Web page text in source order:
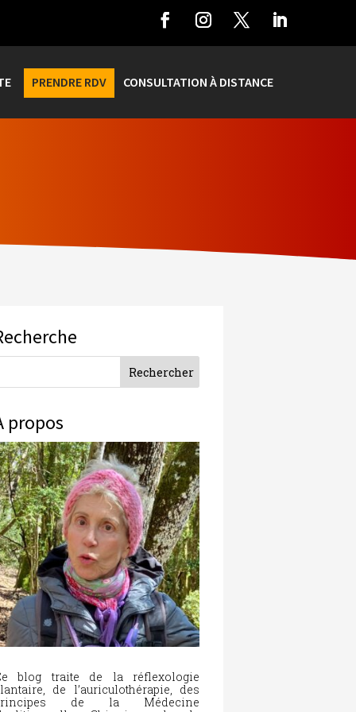
PRENDRE RDV CONSULTATION À DISTANCE
propos
blog traite de la réflexologie
de l’auriculothérapie, des
de la Médecine